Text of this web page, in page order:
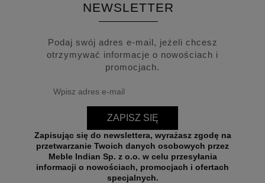
NEWSLETTER
Podaj swój adres e-mail, jeżeli chcesz
otrzymywać informacje o nowościach i
promocjach.
ZAPISZ SIĘ
Zapisując się do newslettera, wyrażasz zgodę na
przetwarzanie Twoich danych osobowych przez
Meble Indian Sp. z o.o. w celu przesyłania
informacji o nowościach, promocjach i ofertach
specjalnych.